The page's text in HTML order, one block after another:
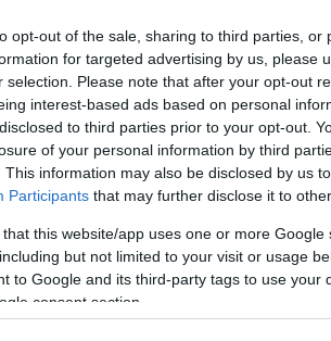
opt-out of the sale, sharing to third parties, or
for targeted advertising by us, please
selection. Please note that after your opt-out
interest-based ads based on personal
to third parties prior to your opt-out.
of your personal information by third
This information may also be disclosed by us
Participants that may further disclose it to
that this website/app uses one or more
but not limited to your visit or usage
to Google and its third-party tags to use your
consent section.
state dirette dalla Stazione di Padru
da 1 squadra Forestas del cantiere
di circa0,5 ettari di macchia
di spegnimento si sono
cliccandoqui